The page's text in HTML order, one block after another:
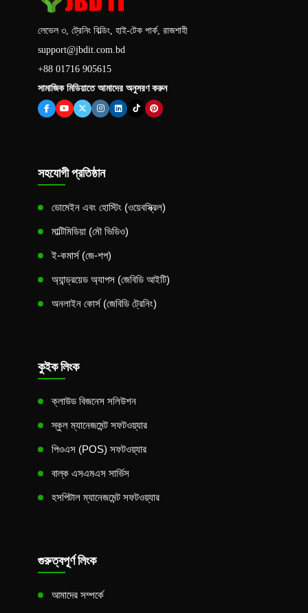
লেভেল ৩, ট্রেনিং বিল্ডিং, হাই-টেক পার্ক, রাজশাহী
support@jbdit.com.bd
+88 01716 905615
সামাজিক মিডিয়াতে আমাদের অনুসরণ করুন
সহযোগী প্রতিষ্ঠান
ডোমেইন এবং হোস্টিং (ওয়েবস্ক্রিল)
মাল্টিমিডিয়া (মৌ ভিডিও)
ই-কমার্স (জে-শপ)
অ্যান্ড্রয়েড অ্যাপস (জেবিডি আইটি)
অনলাইন কোর্স (জেবিডি ট্রেনিং)
কুইক লিংক
ক্লাউড বিজনেস সলিউশন
স্কুল ম্যানেজমেন্ট সফটওয়্যার
পিওএস (POS) সফটওয়্যার
বাল্ক এসএমএস সার্ভিস
হসপিটাল ম্যানেজমেন্ট সফটওয়্যার
গুরুত্বপূর্ণ লিংক
আমাদের সম্পর্কে